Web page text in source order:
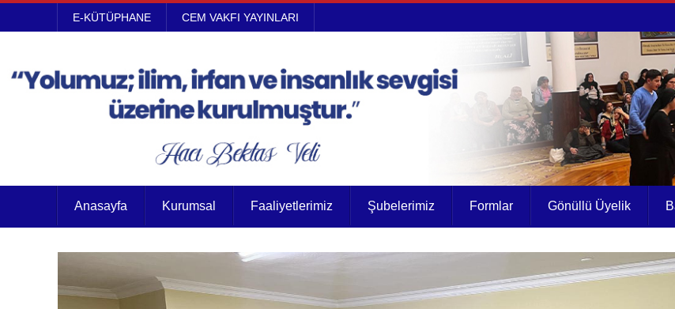
E-KÜTÜPHANE CEM VAKFI YAYINLARI
Anasayfa Kurumsal Faaliyetlerimiz Şubelerimiz Formlar Gönüllü Üyelik